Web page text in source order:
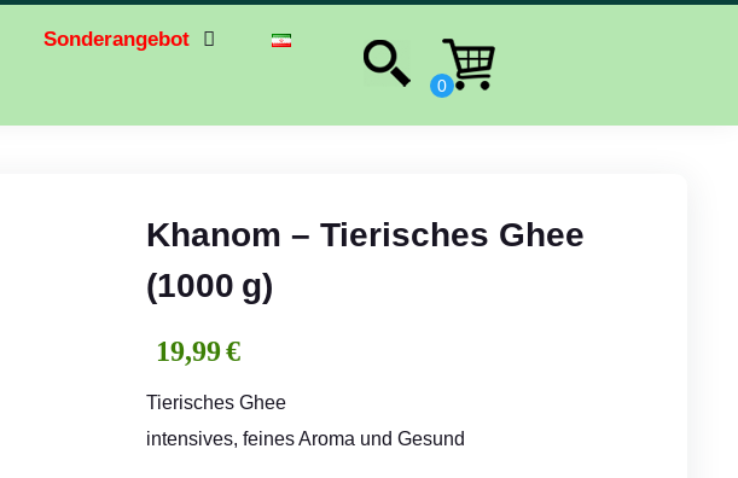
Sonderangebot
Khanom – Tierisches Ghee
(1000 g)
€
19,99
Tierisches Ghee
intensives, feines Aroma und Gesund